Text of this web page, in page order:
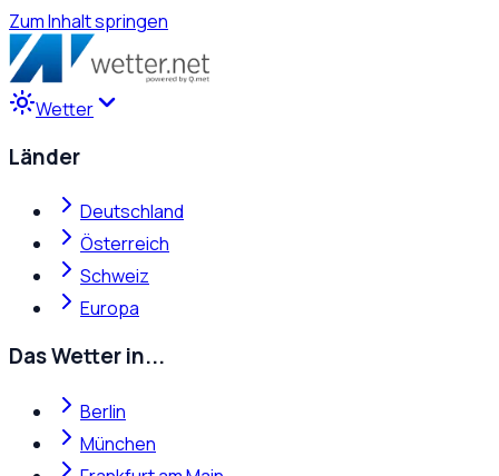
Zum Inhalt springen
Wetter
Länder
Deutschland
Österreich
Schweiz
Europa
Das Wetter in...
Berlin
München